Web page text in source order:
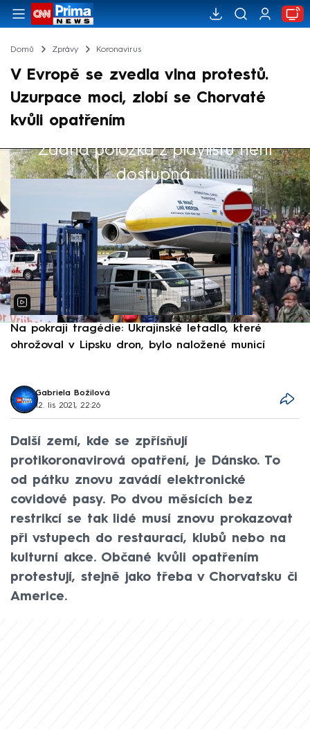
Domů Zprávy Koronavirus
V Evropě se zvedla vlna protestů.
Uzurpace moci, zlobí se Chorvaté
kvůli opatřením
Žádná položka z playlistu není
dostupná.
Výběr redakce
Na pokraji tragédie: Ukrajinské letadlo, které
ohrožoval v Lipsku dron, bylo naložené municí
Gabriela Božilová
12. lis 2021, 22:26
Další zemí, kde se zpřísňují
protikoronavirová opatření, je Dánsko. To
od pátku znovu zavádí elektronické
covidové pasy. Po dvou měsících bez
restrikcí se tak lidé musí znovu prokazovat
při vstupech do restaurací, klubů nebo na
kulturní akce. Občané kvůli opatřením
protestují, stejně jako třeba v Chorvatsku či
Americe.